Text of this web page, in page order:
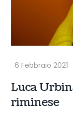
Luca
riminese